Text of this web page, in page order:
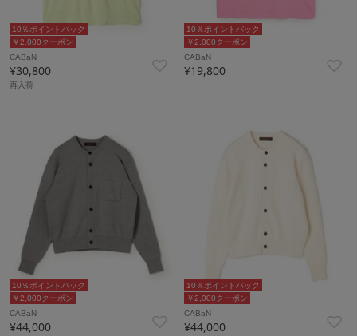
￥2,000クーポン
10％ポイントバック
CABaN
¥30,800
再入荷
￥2,000クーポン
10％ポイントバック
CABaN
¥19,800
￥2,000クーポン
10％ポイントバック
CABaN
¥44,000
￥2,000クーポン
10％ポイントバック
CABaN
¥44,000